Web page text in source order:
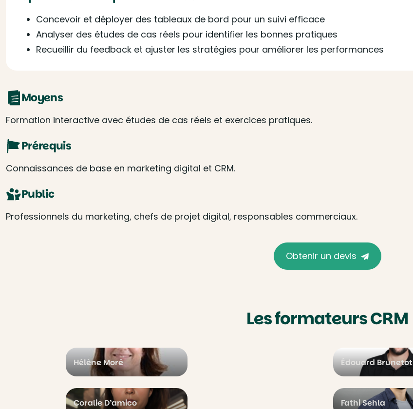
Concevoir et déployer des tableaux de bord pour un suivi efficace
Analyser des études de cas réels pour identifier les bonnes pratiques
Recueillir du feedback et ajuster les stratégies pour améliorer les performances
Moyens
Formation interactive avec études de cas réels et exercices pratiques.
Prérequis
Connaissances de base en marketing digital et CRM.
Public
Professionnels du marketing, chefs de projet digital, responsables commerciaux.
Obtenir un devis
Les formateurs CRM
Hélène Moré Édouard Brunetot
Coralie D’amico Fathi Sehla